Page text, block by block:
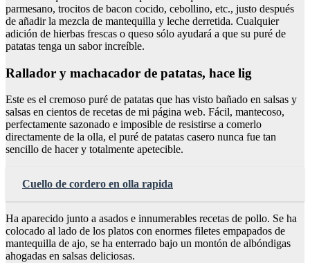
parmesano, trocitos de bacon cocido, cebollino, etc., justo después
de añadir la mezcla de mantequilla y leche derretida. Cualquier
adición de hierbas frescas o queso sólo ayudará a que su puré de
patatas tenga un sabor increíble.
Rallador y machacador de patatas, hace lig
Este es el cremoso puré de patatas que has visto bañado en salsas y
salsas en cientos de recetas de mi página web. Fácil, mantecoso,
perfectamente sazonado e imposible de resistirse a comerlo
directamente de la olla, el puré de patatas casero nunca fue tan
sencillo de hacer y totalmente apetecible.
Cuello de cordero en olla rapida
Ha aparecido junto a asados e innumerables recetas de pollo. Se ha
colocado al lado de los platos con enormes filetes empapados de
mantequilla de ajo, se ha enterrado bajo un montón de albóndigas
ahogadas en salsas deliciosas.